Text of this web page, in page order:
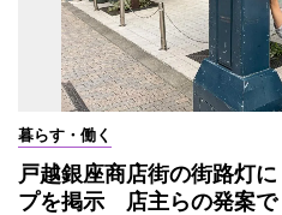
暮らす・働く
戸越銀座商店街の街路灯
プを掲示 店主らの発案で